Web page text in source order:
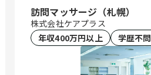
訪問マッサージ（札幌）
株式会社ケアプラス
年収400万円以上
学歴不問